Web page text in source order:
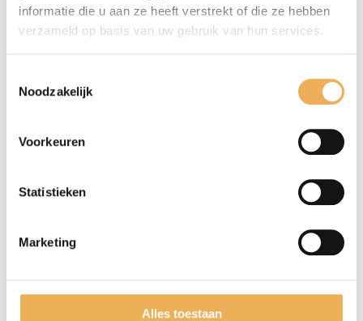
informatie die u aan ze heeft verstrekt of die ze hebben
verzameld op basis van uw gebruik van hun services.
Noodzakelijk
Voorkeuren
Statistieken
Marketing
Alles toestaan
Mijn naam, e-mail en site opslaan in
deze browser voor de volgende keer wanneer